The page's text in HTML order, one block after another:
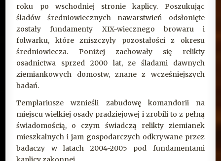
roku po wschodniej stronie kaplicy. Poszukując
śladów średniowiecznych nawarstwień odsłonięte
zostały fundamenty XIX-wiecznego browaru i
folwarku, które zniszczyły pozostałości z okresu
średniowiecza. Poniżej zachowały się relikty
osadnictwa sprzed 2000 lat, ze śladami dawnych
ziemiankowych domostw, znane z wcześniejszych
badań.
Templariusze wznieśli zabudowę komandorii na
miejscu wielkiej osady pradziejowej i zrobili to z pełną
świadomością, o czym świadczą relikty ziemianek
mieszkalnych i jam gospodarczych odkrywane przez
badaczy w latach 2004-2005 pod fundamentami